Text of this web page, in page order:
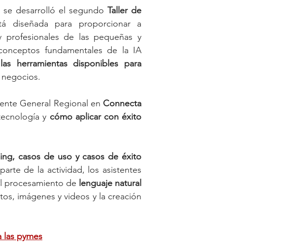
se desarrolló el segundo Taller de
diseñada para proporcionar a
profesionales de las pequeñas y
fundamentales de la IA
herramientas disponibles para
General Regional en Connecta
y cómo aplicar con éxito
casos de uso y casos de éxito
de la actividad, los asistentes
procesamiento de lenguaje natural
imágenes y videos y la creación
las pymes